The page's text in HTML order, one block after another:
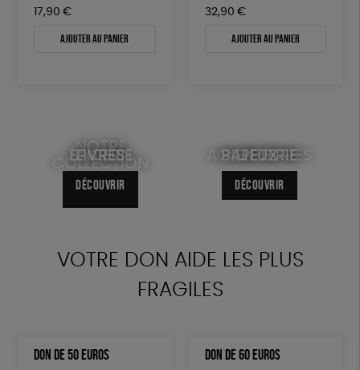
17,90 €
Ajouter au panier
32,90 €
Ajouter au panier
NOTRE
COLLECTION
DÉCOUVRIR
ACCESSOIRES
DÉCOUVRIR
MAISON
DÉCOUVRIR
BIEN-ÊTRE
DÉCOUVRIR
ÉPICERIE
DÉCOUVRIR
PAPETERIE
DÉCOUVRIR
LIVRES
DÉCOUVRIR
JEUX
DÉCOUVRIR
VOTRE DON AIDE LES PLUS
FRAGILES
DON DE 50 EUROS DON DE 60 EUROS